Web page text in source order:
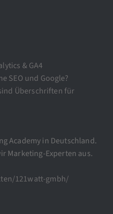
& GA4
SEO und Google?
Überschriften für
Academy in Deutschland.
Marketing-Experten aus.
121watt-gmbh/